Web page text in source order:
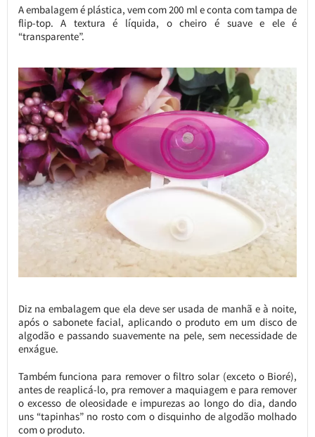
A embalagem é plástica, vem com 200 ml e conta com tampa de
flip-top. A textura é líquida, o cheiro é suave e ele é
“transparente”.
Diz na embalagem que ela deve ser usada de manhã e à noite,
após o sabonete facial, aplicando o produto em um disco de
algodão e passando suavemente na pele, sem necessidade de
enxágue.
Também funciona para remover o filtro solar (exceto o Bioré),
antes de reaplicá-lo, pra remover a maquiagem e para remover
o excesso de oleosidade e impurezas ao longo do dia, dando
uns “tapinhas” no rosto com o disquinho de algodão molhado
com o produto.